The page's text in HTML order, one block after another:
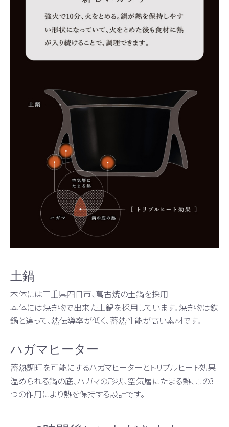
土鍋
本体には三重県四日市、萬古焼の土鍋を採用
本体には焼き物で出来た土鍋を採用しています。焼き物は鉄
鍋と違って、熱伝導率が低く、蓄熱性能が高い素材です。
ハガマヒーター
蓄熱調理を可能にするハガマヒーターとトリプルヒート効果
温められる鍋の底、ハガマの形状、空気層にたまる熱、この3
つの作用により熱を保持する設計です。